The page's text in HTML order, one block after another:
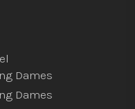
Dames
Dames